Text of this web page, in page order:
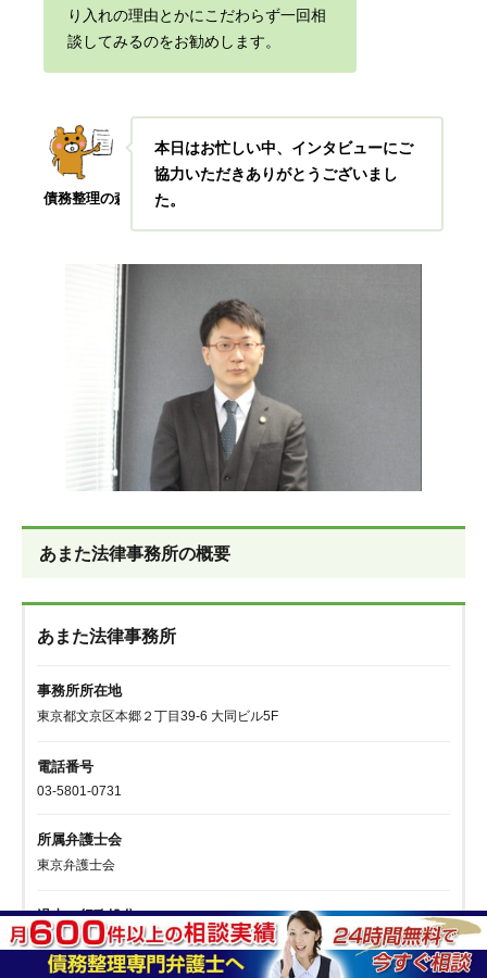
り入れの理由とかにこだわらず一回相
談してみるのをお勧めします。
債務整理の森
本日はお忙しい中、インタビューにご
協力いただきありがとうございまし
た。
あまた法律事務所の概要
あまた法律事務所
事務所所在地
東京都文京区本郷２丁目39-6 大同ビル5F
電話番号
03-5801-0731
所属弁護士会
東京弁護士会
過去の行政処分
なし